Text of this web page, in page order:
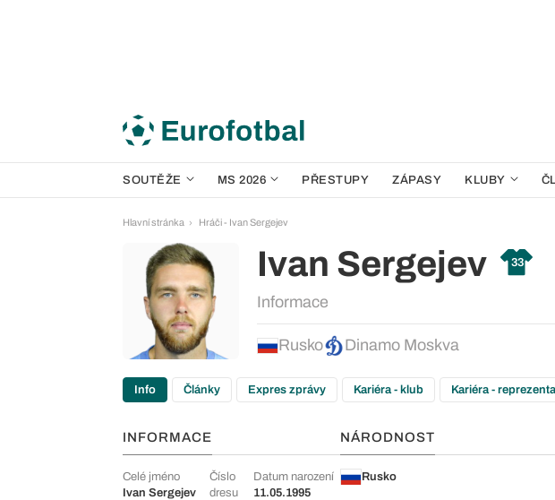
SOUTĚŽE MS 2026 PŘESTUPY ZÁPASY KLUBY
Hlavní stránka Hráči - Ivan Sergejev
Ivan Sergejev 33
Informace
Rusko Dinamo Moskva
Info Články Expres zprávy Kariéra - klub Kariéra -
INFORMACE
Celé jméno
Ivan Sergejev
Číslo
dresu
Datum narození
11.05.1995
NÁRODNOST
Rusko